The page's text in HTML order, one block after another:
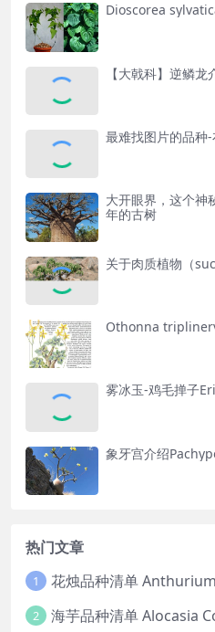
Dioscorea
【大戟科】逆鳞
最难找图片的品
大开眼界，这个神
年的古树
关于肉质植物（
Othonna
雾冰玉-鸡毛掸子
象牙宫介绍
热门文章
1 花烛品种清单
2 海芋品种清单 Alocasia